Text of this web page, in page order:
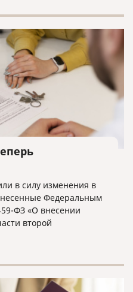
в силу изменения в
Федеральным
ФЗ «О внесении
второй